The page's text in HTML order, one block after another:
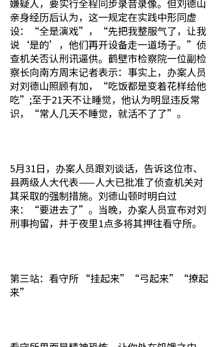
嫌疑人，要实行全程同步录音录像。但刘德山
亲身经历后认为，这一规定在实践中形同虚
设：“全是演戏”，“先把我整服气了，让我
说‘是的’，他们再开设备走一道场子。”侦
查机关否认刑讯逼供。鹤壁市检察院一位副检
察长向南方周末记者表示：事实上，办案人员
对刘德山照顾有加，“吃饭都是变着花样给他
吃”;至于21天不让睡觉，他认为明显违反常
识，“常人几天不睡觉，就活不了了”。
5月31日，办案人员跟刘谈话，告诉这位市、
县两级人大代表——人大已批准了侦查机关对
其采取的强制措施。刘德山顿时明白过
来：“要进去了”。当晚，办案人员宣布对刘
刑事拘留，并于夜里1点多将其押往看守所。
第三站：看守所 “挂起来”“弓起来”“撩起
来”